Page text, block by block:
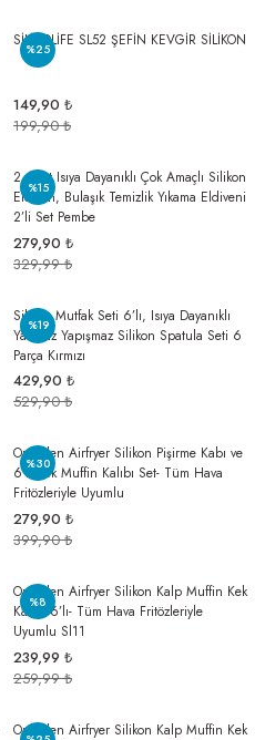
%25
SİLİCOLİFE SL52 ŞEFİN KEVGİR SİLİKON
149,90 ₺
199,90 ₺
%15
2 Adet Isıya Dayanıklı Çok Amaçlı Silikon
Eldiven, Bulaşık Temizlik Yıkama Eldiveni
2’li Set Pembe
279,90 ₺
329,99 ₺
%19
Silikon Mutfak Seti 6’lı, Isıya Dayanıklı
Yanmaz Yapışmaz Silikon Spatula Seti 6
Parça Kırmızı
429,90 ₺
529,90 ₺
%30
Onikiden Airfryer Silikon Pişirme Kabı ve
6’lı Kek Muffin Kalıbı Set- Tüm Hava
Fritözleriyle Uyumlu
279,90 ₺
399,90 ₺
%8
Onikiden Airfryer Silikon Kalp Muffin Kek
Kalıbı 6’lı- Tüm Hava Fritözleriyle
Uyumlu Sl11
239,99 ₺
259,99 ₺
Onikiden Airfryer Silikon Kalp Muffin Kek